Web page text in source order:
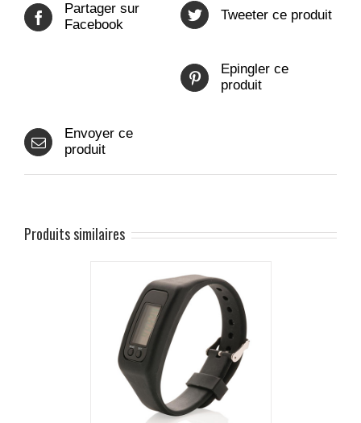
Partager sur
Facebook
Tweeter ce produit
Epingler ce
produit
Envoyer ce
produit
Produits similaires